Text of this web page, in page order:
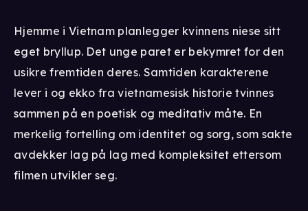
Hjemme i Vietnam planlegger kvinnens niese sitt
eget bryllup. Det unge paret er bekymret for den
usikre fremtiden deres. Samtiden karakterene
lever i og ekko fra vietnamesisk historie tvinnes
sammen på en poetisk og meditativ måte. En
merkelig fortelling om identitet og sorg, som sakte
avdekker lag på lag med kompleksitet ettersom
filmen utvikler seg.